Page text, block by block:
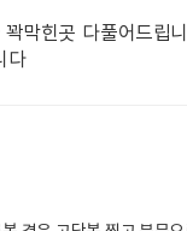
막힌곳 다풀어드립
다